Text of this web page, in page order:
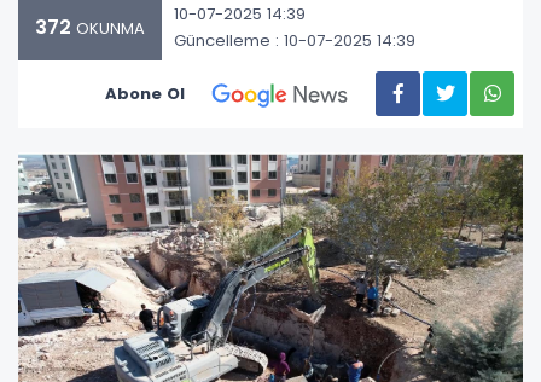
372 OKUNMA
10-07-2025 14:39
Güncelleme : 10-07-2025 14:39
Abone Ol